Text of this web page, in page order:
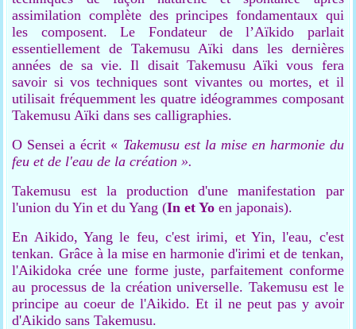
assimilation complète des principes fondamentaux qui
les composent. Le Fondateur de l’Aïkido parlait
essentiellement de Takemusu Aïki dans les dernières
années de sa vie. Il disait Takemusu Aïki vous fera
savoir si vos techniques sont vivantes ou mortes, et il
utilisait fréquemment les quatre idéogrammes composant
Takemusu Aïki dans ses calligraphies.
O Sensei a écrit « Takemusu est la mise en harmonie du
feu et de l'eau de la création ».
Takemusu est la production d'une manifestation par
l'union du Yin et du Yang (In et Yo en japonais).
En Aikido, Yang le feu, c'est irimi, et Yin, l'eau, c'est
tenkan. Grâce à la mise en harmonie d'irimi et de tenkan,
l'Aikidoka crée une forme juste, parfaitement conforme
au processus de la création universelle. Takemusu est le
principe au coeur de l'Aikido. Et il ne peut pas y avoir
d'Aikido sans Takemusu.